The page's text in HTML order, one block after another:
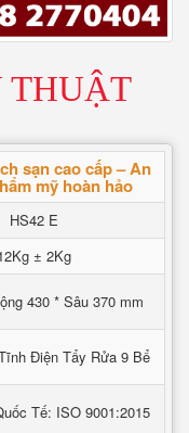
THUẬT
sạn cao cấp – An
mỹ hoàn hảo
HS42 E
± 2Kg
430 * Sâu 370 mm
Điện Tẩy Rửa 9 Bể
Tế: ISO 9001:2015